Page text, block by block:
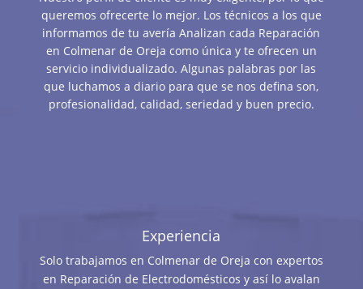
queremos ofrecerte lo mejor. Los técnicos a los que
informamos de tu avería Analizan cada Reparación
en Colmenar de Oreja como única y te ofrecen un
servicio individualizado. Algunas palabras por las
que luchamos a diario para que se nos defina son,
profesionalidad, calidad, seriedad y buen precio.
Experiencia
Solo trabajamos en Colmenar de Oreja con expertos
en Reparación de Electrodomésticos y así lo avalan